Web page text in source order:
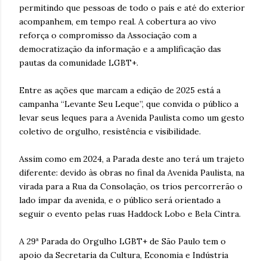
permitindo que pessoas de todo o país e até do exterior
acompanhem, em tempo real. A cobertura ao vivo
reforça o compromisso da Associação com a
democratização da informação e a amplificação das
pautas da comunidade LGBT+.
Entre as ações que marcam a edição de 2025 está a
campanha “Levante Seu Leque”, que convida o público a
levar seus leques para a Avenida Paulista como um gesto
coletivo de orgulho, resistência e visibilidade.
Assim como em 2024, a Parada deste ano terá um trajeto
diferente: devido às obras no final da Avenida Paulista, na
virada para a Rua da Consolação, os trios percorrerão o
lado ímpar da avenida, e o público será orientado a
seguir o evento pelas ruas Haddock Lobo e Bela Cintra.
A 29ª Parada do Orgulho LGBT+ de São Paulo tem o
apoio da Secretaria da Cultura, Economia e Indústria